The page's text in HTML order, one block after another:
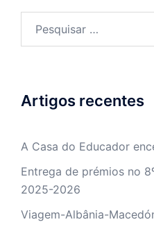
por:
Artigos recentes
A Casa do Educador
Entrega de prémios no
2025-2026
Viagem-Albânia-